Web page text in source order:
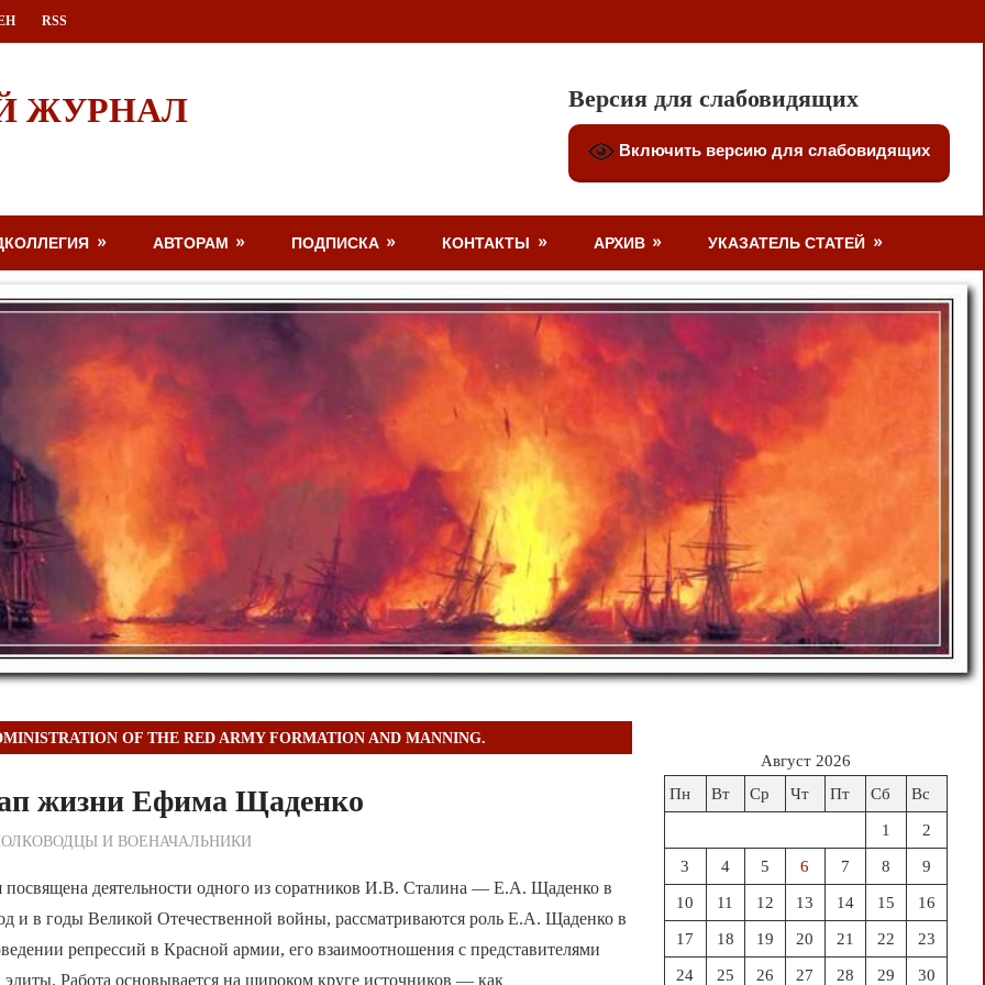
RSS
ЖУРНАЛ Версия для слабовидящих
Включить версию для слабовидящих
АВТОРАМ ПОДПИСКА КОНТАКТЫ АРХИВ УКАЗАТЕЛЬ СТАТЕЙ
OF THE RED ARMY FORMATION AND MANNING.
жизни Ефима Щаденко
по Редакции
И ВОЕНАЧАЛЬНИКИ
посвящена деятельности одного из соратников И.В. Сталина — Е.А. Щаденко в
и в годы Великой Отечественной войны, рассматриваются роль Е.А. Щаденко в
репрессий в Красной армии, его взаимоотношения с представителями
элиты. Работа основывается на широком круге источников — как
Август 2026
Пн
Вт Ср Чт Пт Сб Вс
1 2
3 4 5 6 7 8 9
10 11 12 13 14 15 16
17 18 19 20 21 22 23
24 25 26 27 28 29 30